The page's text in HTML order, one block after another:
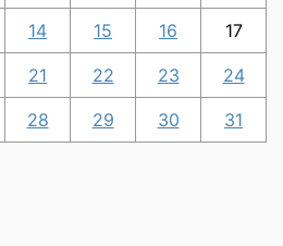
14 15 16 17
21 22 23 24
28 29 30
31